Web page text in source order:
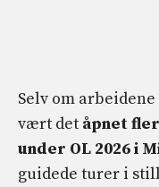
Selv om
vært det åpnet
under OL 2026 i
guidede turer i